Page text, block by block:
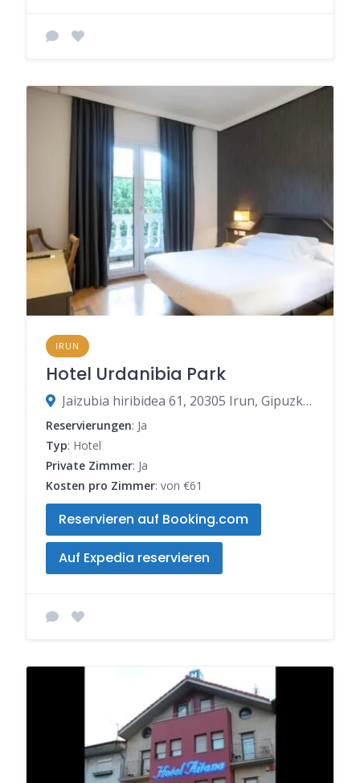
IRUN
Hotel Urdanibia Park
Jaizubia hiribidea 61, 20305 Irun, Gipuzkoa, Spanien
Reservierungen: Ja
Typ: Hotel
Private Zimmer: Ja
Kosten pro Zimmer: von €61
Reservieren auf Booking.com
Auf Expedia reservieren